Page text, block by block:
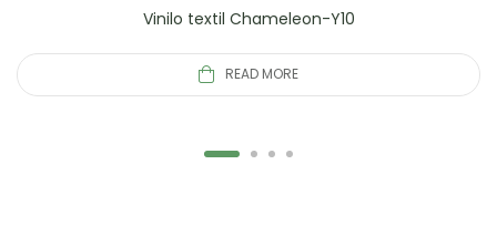
Vinilo textil Chameleon-Y10
READ MORE